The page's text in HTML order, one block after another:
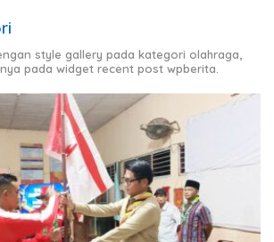
style gallery pada kategori olahraga,
pada widget recent post wpberita.